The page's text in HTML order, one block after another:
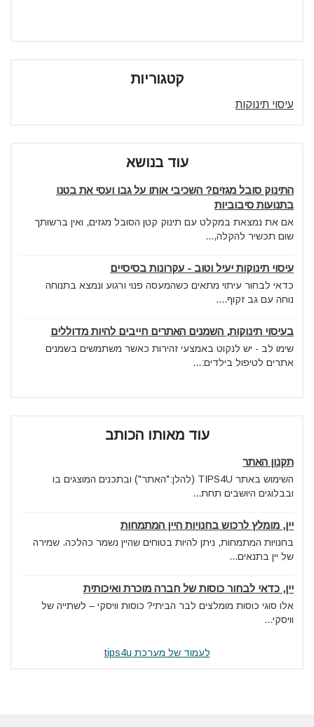
קטגוריות
עיסוי תינוקות
עוד בנושא
התינוק סובל מגזים? השכיבי אותו על גבו ועסי את בטנו
בתנועות סיבוביות
אם את נמצאת במקלט עם תינוק קטן הסובל מגזים, ואין ברשותך
שום תכשיר להקלה,...
עיסוי תינוקות יעיל וטוב - עקרונות בסיסיים
כדאי לבחור עיתוי מתאים כשהמעסה פנוי ורגוע ונמצא בתנוחה
נוחה עם גב זקוף....
בעיסוי תינוקות, השמנים האתרים חייבים להיות מדוללים
שימו לב - יש לנקוט באמצעי זהירות כאשר משתמשים בשמנים
אתרים לטיפול בילדים:...
עוד מאותו הכותב
תקנון האתר
השימוש באתר TIPS4U (להלן:"האתר") ובתכנים המוצגים בו
ובבלוגים היושבים תחת...
יין, מומלץ לרכוש בחנויות היין המתמחות
בחנויות המתמחות, ניתן להיות בטוחים שהיין נשמר כהלכה. שמירה
של יין בתנאים...
יין, כדאי לבחור כוסות של חברה מוכרת ואיכותית
אלו סוגי כוסות מומלצים לבר הביתי? כוסות וויסקי – לשתייה של
וויסקי...
לעמוד של מערכת tips4u